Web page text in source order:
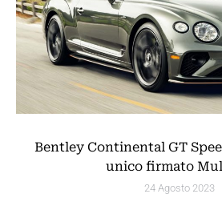
Bentley Continental GT
unico firmato
24 Agosto 2023